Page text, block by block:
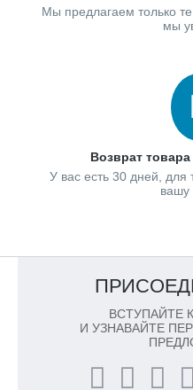
Мы предлагаем только
мы
Возврат
У вас есть 30 дней, для
вашу
ВСТУПАЙТЕ
И УЗНАВАЙТЕ